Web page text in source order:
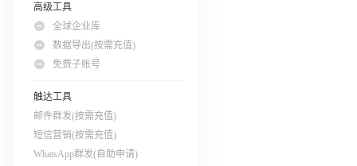
高级工具
全球企业库
数据导出(按需充值)
免费子账号
触达工具
邮件群发(按需充值)
短信营销(按需充值)
WhatsApp群发(自助申请)